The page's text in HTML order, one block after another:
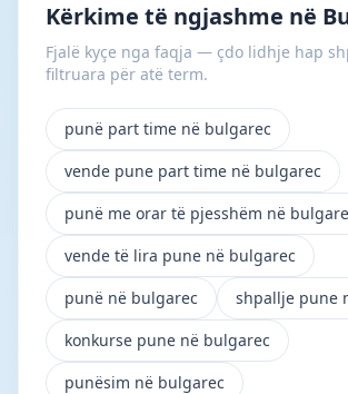
Kërkime të ngjashme në
Fjalë kyçe nga faqja — çdo lidhje hap
filtruara për atë term.
punë part time në bulgarec
vende pune part time në bulgarec
punë me orar të pjesshëm në
vende të lira pune në bulgarec
punë në bulgarec
shpallje pune
konkurse pune në bulgarec
punësim në bulgarec